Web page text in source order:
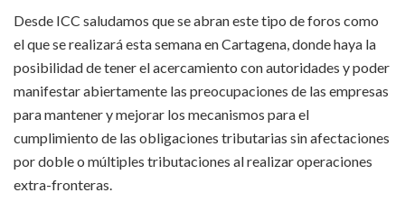
Desde ICC saludamos que se abran este tipo de foros como
el que se realizará esta semana en Cartagena, donde haya la
posibilidad de tener el acercamiento con autoridades y poder
manifestar abiertamente las preocupaciones de las empresas
para mantener y mejorar los mecanismos para el
cumplimiento de las obligaciones tributarias sin afectaciones
por doble o múltiples tributaciones al realizar operaciones
extra-fronteras.